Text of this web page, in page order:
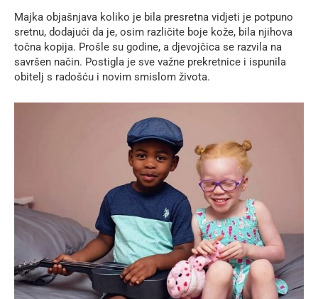
Majka objašnjava koliko je bila presretna vidjeti je potpuno
sretnu, dodajući da je, osim različite boje kože, bila njihova
točna kopija. Prošle su godine, a djevojčica se razvila na
savršen način. Postigla je sve važne prekretnice i ispunila
obitelj s radošću i novim smislom života.